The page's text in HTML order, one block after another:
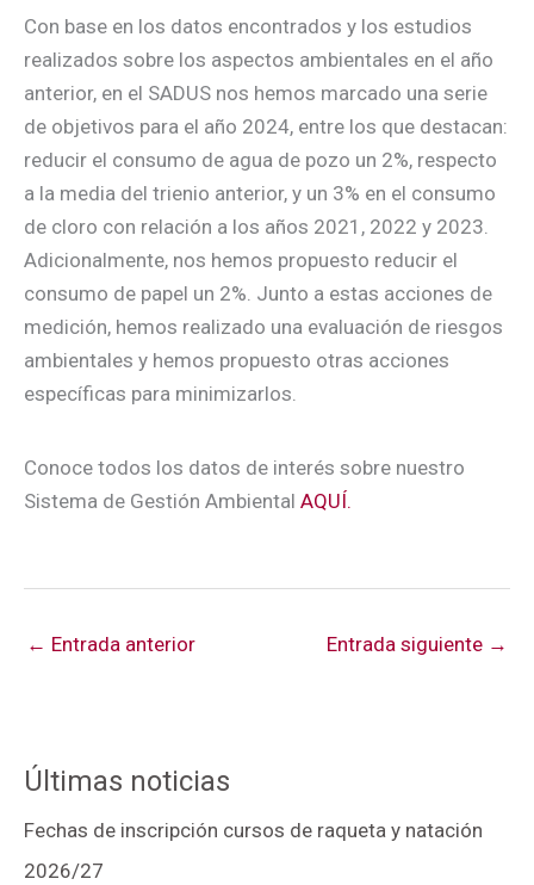
Con base en los datos encontrados y los estudios
realizados sobre los aspectos ambientales en el año
anterior, en el SADUS nos hemos marcado una serie
de objetivos para el año 2024, entre los que destacan:
reducir el consumo de agua de pozo un 2%, respecto
a la media del trienio anterior, y un 3% en el consumo
de cloro con relación a los años 2021, 2022 y 2023.
Adicionalmente, nos hemos propuesto reducir el
consumo de papel un 2%. Junto a estas acciones de
medición, hemos realizado una evaluación de riesgos
ambientales y hemos propuesto otras acciones
específicas para minimizarlos.
Conoce todos los datos de interés sobre nuestro
Sistema de Gestión Ambiental AQUÍ.
← Entrada anterior Entrada siguiente →
Últimas noticias
Fechas de inscripción cursos de raqueta y natación
2026/27